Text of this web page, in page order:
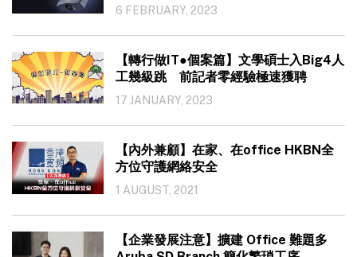
6 FEBRUARY, 2023
【轉行做IT●個案篇】文學碩士入Big4人
工幾級跳 前記者零經驗極速獲聘
17 JANUARY, 2023
【內外兼顧】在家、在office HKBN全
方位守護網絡安全
1 AUGUST, 2021
【企業發展注意】擴建 Office 難題多